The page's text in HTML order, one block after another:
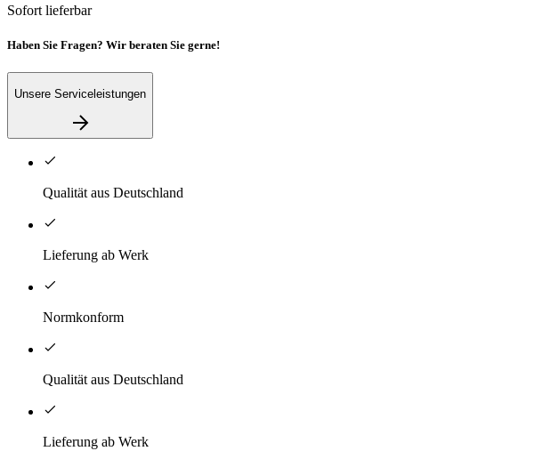
Sofort lieferbar
Haben Sie Fragen? Wir beraten Sie gerne!
Unsere Serviceleistungen
Qualität aus Deutschland
Lieferung ab Werk
Normkonform
Qualität aus Deutschland
Lieferung ab Werk